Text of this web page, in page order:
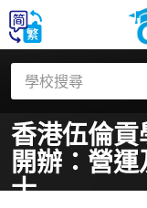
香港伍倫貢
開辦：營
士